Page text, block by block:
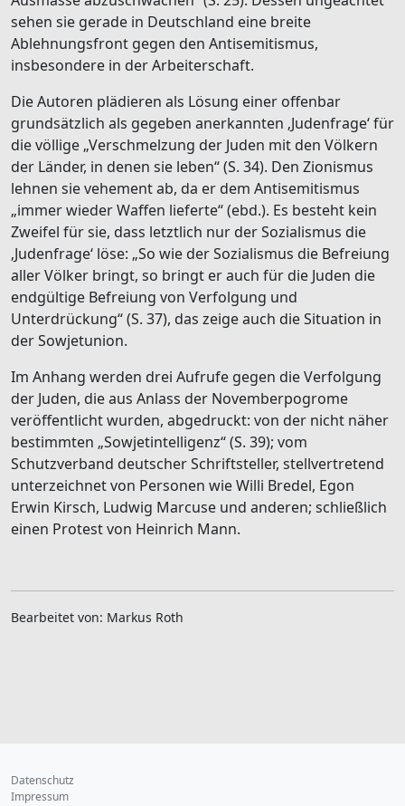
sehen sie gerade in Deutschland eine breite
Ablehnungsfront gegen den Antisemitismus,
insbesondere in der Arbeiterschaft.
Die Autoren plädieren als Lösung einer offenbar
grundsätzlich als gegeben anerkannten ‚Judenfrage‘ für
die völlige „Verschmelzung der Juden mit den Völkern
der Länder, in denen sie leben“ (S. 34). Den Zionismus
lehnen sie vehement ab, da er dem Antisemitismus
„immer wieder Waffen lieferte“ (ebd.). Es besteht kein
Zweifel für sie, dass letztlich nur der Sozialismus die
‚Judenfrage‘ löse: „So wie der Sozialismus die Befreiung
aller Völker bringt, so bringt er auch für die Juden die
endgültige Befreiung von Verfolgung und
Unterdrückung“ (S. 37), das zeige auch die Situation in
der Sowjetunion.
Im Anhang werden drei Aufrufe gegen die Verfolgung
der Juden, die aus Anlass der Novemberpogrome
veröffentlicht wurden, abgedruckt: von der nicht näher
bestimmten „Sowjetintelligenz“ (S. 39); vom
Schutzverband deutscher Schriftsteller, stellvertretend
unterzeichnet von Personen wie Willi Bredel, Egon
Erwin Kirsch, Ludwig Marcuse und anderen; schließlich
einen Protest von Heinrich Mann.
Bearbeitet von: Markus Roth
Datenschutz
Impressum